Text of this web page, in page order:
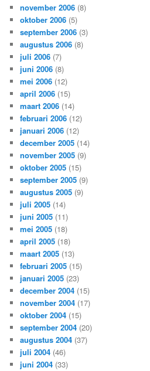
november 2006 (8)
oktober 2006 (5)
september 2006 (3)
augustus 2006 (8)
juli 2006 (7)
juni 2006 (8)
mei 2006 (12)
april 2006 (15)
maart 2006 (14)
februari 2006 (12)
januari 2006 (12)
december 2005 (14)
november 2005 (9)
oktober 2005 (15)
september 2005 (9)
augustus 2005 (9)
juli 2005 (14)
juni 2005 (11)
mei 2005 (18)
april 2005 (18)
maart 2005 (13)
februari 2005 (15)
januari 2005 (23)
december 2004 (15)
november 2004 (17)
oktober 2004 (15)
september 2004 (20)
augustus 2004 (37)
juli 2004 (46)
juni 2004 (33)